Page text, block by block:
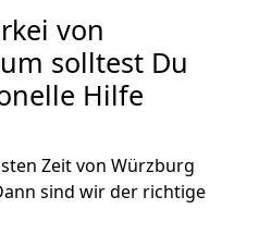
von
solltest Du
Hilfe
Zeit von Würzburg
sind wir der richtige